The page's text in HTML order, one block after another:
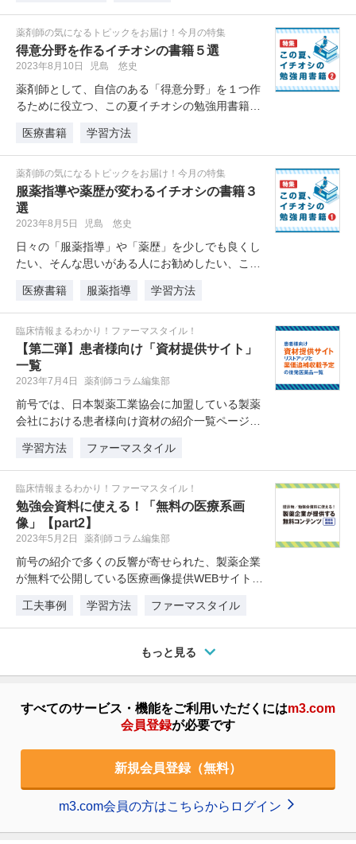
薬剤師の気になるトピックをお届け！今月の特集
得意分野を作るイチオシの書籍５選
2023年8月10日 児島 悠史
薬剤師として、自信のある「得意分野」を１つ作
るために役立つ、この夏イチオシの勉強用書籍を
医療書籍
学習方法
薬剤師の気になるトピックをお届け！今月の特集
服薬指導や薬歴が変わるイチオシの書籍３
選
2023年8月5日 児島 悠史
日々の「服薬指導」や「薬歴」を少しでも良くし
たい、そんな思いがある人にお勧めしたい、この
医療書籍
服薬指導 学習方法
臨床情報まるわかり！ファーマスタイル！
【第二弾】患者様向け「資材提供サイト」
一覧
2023年7月4日 薬剤師コラム編集部
前号では、日本製薬工業協会に加盟している製薬
会社における患者様向け資材の紹介一覧ページを
学習方法
ファーマスタイル
臨床情報まるわかり！ファーマスタイル！
勉強会資料に使える！「無料の医療系画
像」【part2】
2023年5月2日 薬剤師コラム編集部
前号の紹介で多くの反響が寄せられた、製薬企業
が無料で公開している医療画像提供WEBサイト。
工夫事例
学習方法 ファーマスタイル
もっと見る
すべてのサービス・機能をご利用いただくにはm3.com
会員登録が必要です
新規会員登録（無料）
m3.com会員の方はこちらからログイン